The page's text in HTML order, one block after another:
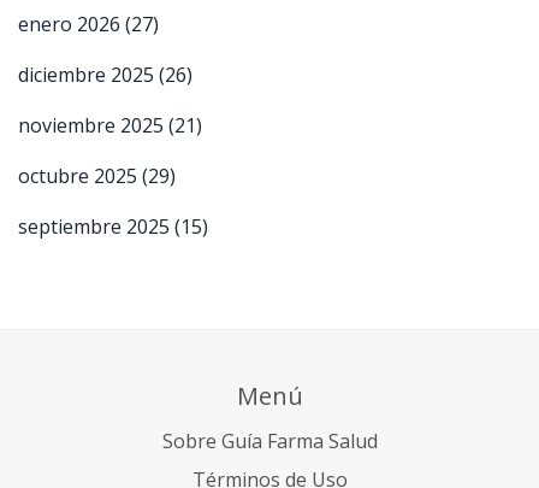
enero 2026 (27)
diciembre 2025 (26)
noviembre 2025 (21)
octubre 2025 (29)
septiembre 2025 (15)
Menú
Sobre Guía Farma Salud
Términos de Uso